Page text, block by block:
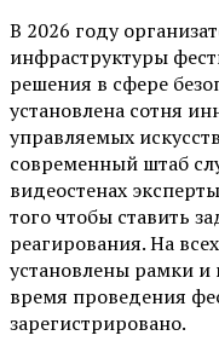
В 2026 году
инфраструктуры
решения в сфере
установлена сотня
управляемых
современный штаб
видеостенах
того чтобы ставить
реагирования. На
установлены рамки и
время проведения
зарегистрировано.